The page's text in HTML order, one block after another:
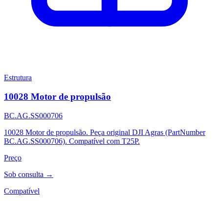
Estrutura
10028 Motor de propulsão
BC.AG.SS000706
10028 Motor de propulsão. Peça original DJI Agras (PartNumber
BC.AG.SS000706). Compatível com T25P.
Preço
Sob consulta →
Compatível